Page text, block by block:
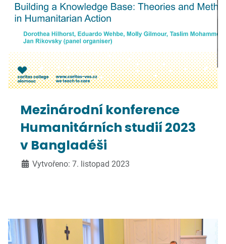
Mezinárodní konference
Humanitárních studií 2023
v Bangladéši
Vytvořeno: 7. listopad 2023